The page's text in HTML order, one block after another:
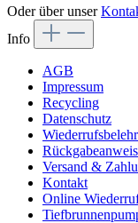
Oder über unser
Info
AGB
Impressum
Recycling
Datenschutz
Versand &
Kontakt
Online